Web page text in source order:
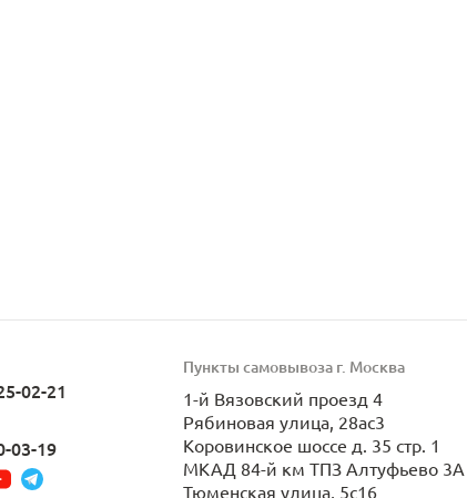
02-21
03-19
Пункты самовывоза г. Москва
1-й Вязовский проезд 4
Рябиновая улица, 28ас3
Коровинское шоссе д. 35 стр. 1
МКАД 84-й км ТПЗ Алтуфьево 3А
Тюменская улица, 5с16